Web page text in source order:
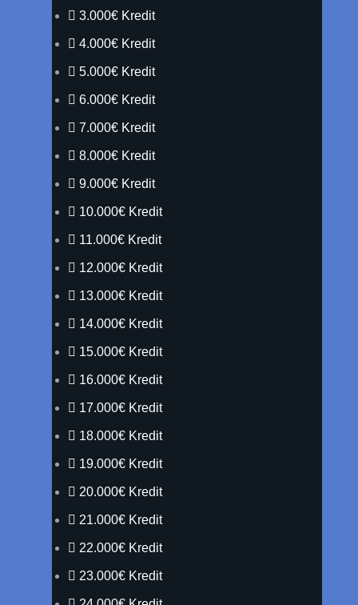
3.000€ Kredit
4.000€ Kredit
5.000€ Kredit
6.000€ Kredit
7.000€ Kredit
8.000€ Kredit
9.000€ Kredit
10.000€ Kredit
11.000€ Kredit
12.000€ Kredit
13.000€ Kredit
14.000€ Kredit
15.000€ Kredit
16.000€ Kredit
17.000€ Kredit
18.000€ Kredit
19.000€ Kredit
20.000€ Kredit
21.000€ Kredit
22.000€ Kredit
23.000€ Kredit